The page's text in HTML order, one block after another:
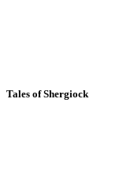
Tales of Shergiock